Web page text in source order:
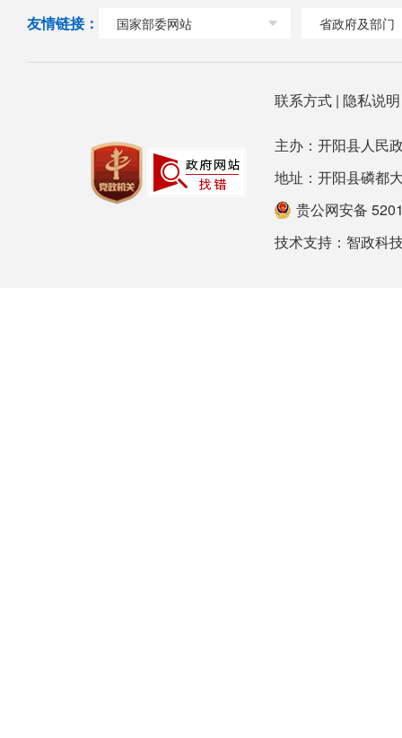
友情链接： 国家部委网站 省政府及部门
联系方式| 隐私说
主办：开阳县人民
地址：开阳县磷都
贵公网安备
技术支持： 智政科